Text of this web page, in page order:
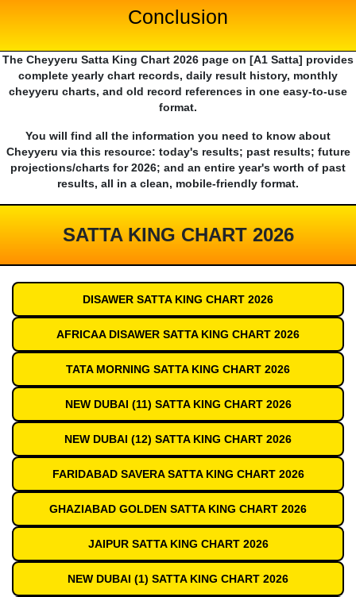
Conclusion
The Cheyyeru Satta King Chart 2026 page on [A1 Satta] provides
complete yearly chart records, daily result history, monthly
cheyyeru charts, and old record references in one easy-to-use
format.
You will find all the information you need to know about
Cheyyeru via this resource: today's results; past results; future
projections/charts for 2026; and an entire year's worth of past
results, all in a clean, mobile-friendly format.
SATTA KING CHART 2026
DISAWER SATTA KING CHART 2026
AFRICAA DISAWER SATTA KING CHART 2026
TATA MORNING SATTA KING CHART 2026
NEW DUBAI (11) SATTA KING CHART 2026
NEW DUBAI (12) SATTA KING CHART 2026
FARIDABAD SAVERA SATTA KING CHART 2026
GHAZIABAD GOLDEN SATTA KING CHART 2026
JAIPUR SATTA KING CHART 2026
NEW DUBAI (1) SATTA KING CHART 2026